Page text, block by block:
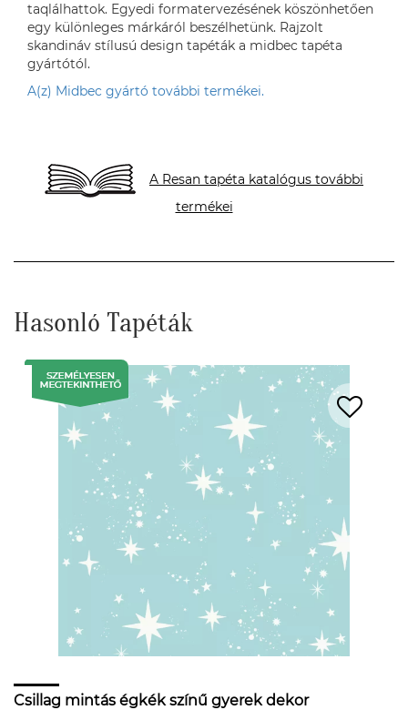
taqlálhattok. Egyedi formatervezésének köszönhetően
egy különleges márkáról beszélhetünk. Rajzolt
skandináv stílusú design tapéták a midbec tapéta
gyártótól.
A(z) Midbec gyártó további termékei.
A Resan tapéta katalógus további
termékei
Hasonló Tapéták
Csillag mintás égkék színű gyerek dekor